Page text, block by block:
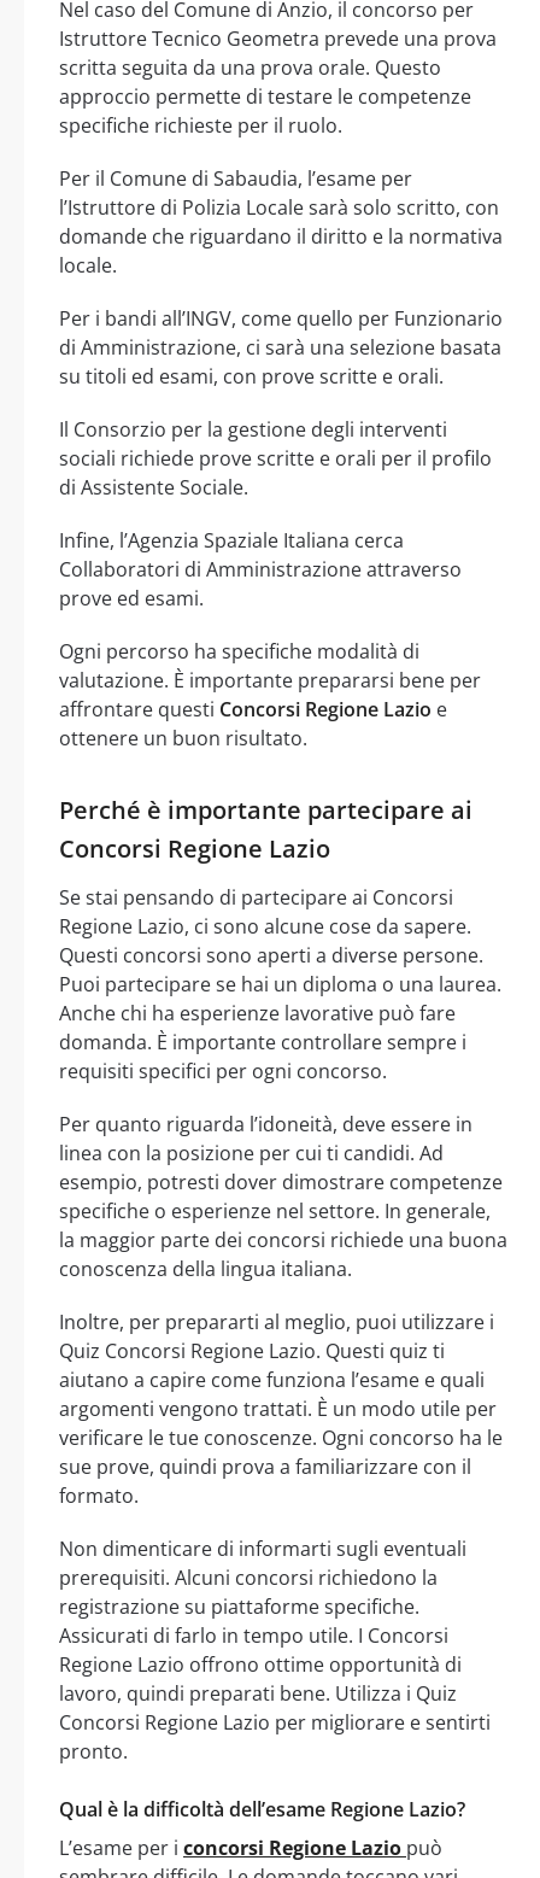
Nel caso del Comune di Anzio, il concorso per
Istruttore Tecnico Geometra prevede una prova
scritta seguita da una prova orale. Questo
approccio permette di testare le competenze
specifiche richieste per il ruolo.
Per il Comune di Sabaudia, l’esame per
l’Istruttore di Polizia Locale sarà solo scritto, con
domande che riguardano il diritto e la normativa
locale.
Per i bandi all’INGV, come quello per Funzionario
di Amministrazione, ci sarà una selezione basata
su titoli ed esami, con prove scritte e orali.
Il Consorzio per la gestione degli interventi
sociali richiede prove scritte e orali per il profilo
di Assistente Sociale.
Infine, l’Agenzia Spaziale Italiana cerca
Collaboratori di Amministrazione attraverso
prove ed esami.
Ogni percorso ha specifiche modalità di
valutazione. È importante prepararsi bene per
affrontare questi Concorsi Regione Lazio e
ottenere un buon risultato.
Perché è importante partecipare ai
Concorsi Regione Lazio
Se stai pensando di partecipare ai Concorsi
Regione Lazio, ci sono alcune cose da sapere.
Questi concorsi sono aperti a diverse persone.
Puoi partecipare se hai un diploma o una laurea.
Anche chi ha esperienze lavorative può fare
domanda. È importante controllare sempre i
requisiti specifici per ogni concorso.
Per quanto riguarda l’idoneità, deve essere in
linea con la posizione per cui ti candidi. Ad
esempio, potresti dover dimostrare competenze
specifiche o esperienze nel settore. In generale,
la maggior parte dei concorsi richiede una buona
conoscenza della lingua italiana.
Inoltre, per prepararti al meglio, puoi utilizzare i
Quiz Concorsi Regione Lazio. Questi quiz ti
aiutano a capire come funziona l’esame e quali
argomenti vengono trattati. È un modo utile per
verificare le tue conoscenze. Ogni concorso ha le
sue prove, quindi prova a familiarizzare con il
formato.
Non dimenticare di informarti sugli eventuali
prerequisiti. Alcuni concorsi richiedono la
registrazione su piattaforme specifiche.
Assicurati di farlo in tempo utile. I Concorsi
Regione Lazio offrono ottime opportunità di
lavoro, quindi preparati bene. Utilizza i Quiz
Concorsi Regione Lazio per migliorare e sentirti
pronto.
Qual è la difficoltà dell’esame Regione Lazio?
L’esame per i concorsi Regione Lazio può